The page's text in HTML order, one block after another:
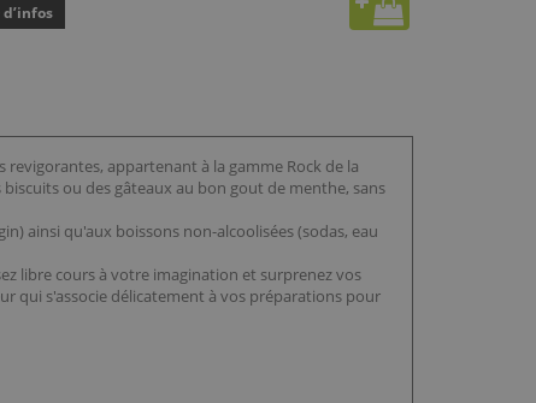
d’infos
appartenant à la gamme Rock de la
ou des gâteaux au bon gout de menthe, sans
ainsi qu'aux boissons non-alcoolisées (sodas, eau
libre cours à votre imagination et surprenez vos
qui s'associe délicatement à vos préparations pour